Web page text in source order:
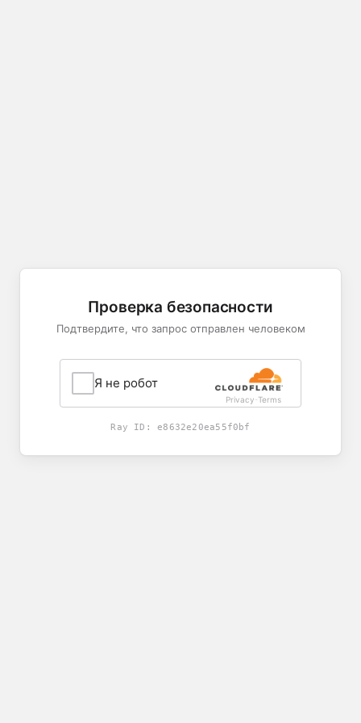
Проверка безопасности
Подтвердите, что запрос отправлен человеком
Я не робот
Privacy-Terms
Ray ID:e8632e20ea55f0bf